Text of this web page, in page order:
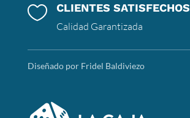
 CLIENTES SATISFECHOS
Calidad Garantizada
Diseñado por Fridel Baldiviezo